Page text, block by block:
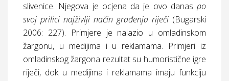
slivenice. Njegova je ocjena da je ovo danas po
svoj prilici najživlji način građenja riječi (Bugarski
2006: 227). Primjere je nalazio u omladinskom
žargonu, u medijima i u reklamama. Primjeri iz
omladinskog žargona rezultat su humoristične igre
riječi, dok u medijima i reklamama imaju funkciju